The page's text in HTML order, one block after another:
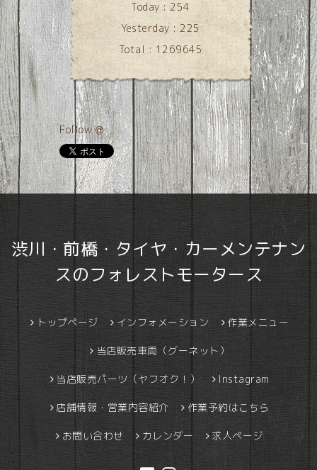
Today :254
Yesterday :225
Total : 1269645
Follow @
渋川・前橋・タイヤ・カーメンテナン
スのフォレストモータース
トップページ インフォメーション 作業メニュー
当店販売車両（グーネット）
当店販売パーツ（ヤフオク！） Instagram
店舗情報・営業内容紹介 作業予約はこちら
お問い合わせ カレンダー 求人ページ